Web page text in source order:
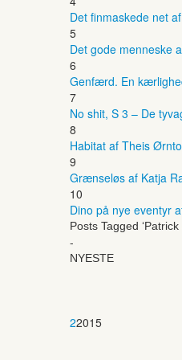
Det finmaskede net
5
Det gode menneske
6
Genfærd. En
7
No shit, S 3 – De
8
Habitat af Theis
9
Grænseløs af Katja
10
Dino på nye eventyr
Posts Tagged ‘Patrick
-
NYESTE
22015